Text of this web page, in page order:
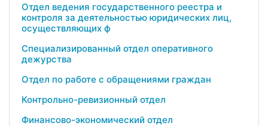
Отдел ведения государственного реестра и
контроля за деятельностью юридических лиц,
осуществляющих ф
Специализированный отдел оперативного
дежурства
Отдел по работе с обращениями граждан
Контрольно-ревизионный отдел
Финансово-экономический отдел